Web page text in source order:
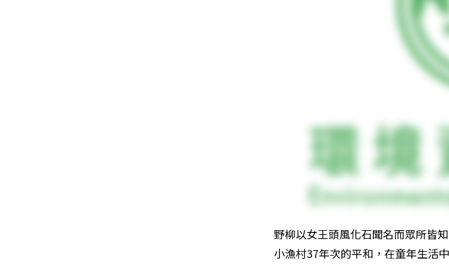
野柳以女王頭風化石聞名而眾所皆
小漁村37年次的平和，在童年生活